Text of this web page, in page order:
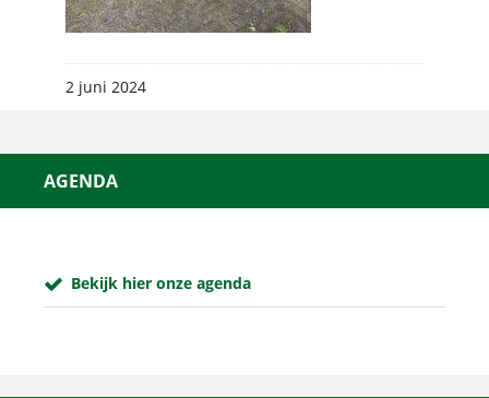
2 juni 2024
AGENDA
Bekijk hier onze agenda